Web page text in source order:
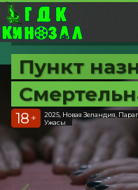
Пункт
18 +
2025, Новая Зеландия,
Ужасы